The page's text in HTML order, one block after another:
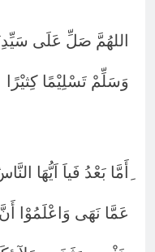
اللهُمَّ صَلِّ عَلَى
وَسَلِّمْ تَسْلِيْمًا كِثيْرًا
ِأَمَّا بَعْدُ فَياَ اَيُّهَا
عَمَّا نَهَى وَاعْلَمُوْا